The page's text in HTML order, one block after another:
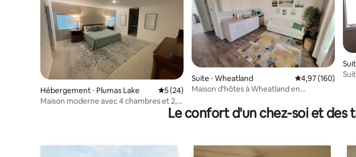
Hébergement ⋅ Plumas Lake Évaluation moyenne sur la base de 24 commentaires : 5
5 (24)
Maison moderne avec 4 chambres et 2,5
Suite ⋅ Wheatland Évaluation
4,97 (160)
Maison d'hôtes à Wheatland en
Le confort d'un chez-soi et des